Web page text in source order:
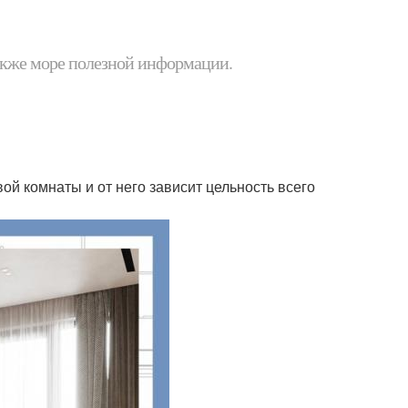
море полезной информации.
комнаты и от него зависит цельность всего